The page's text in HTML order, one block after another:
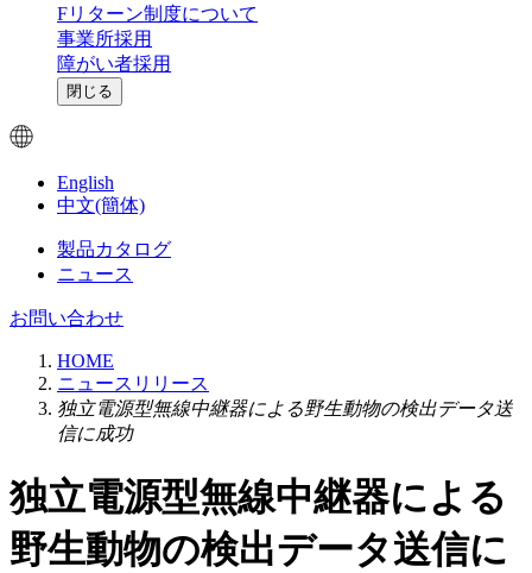
Fリターン制度について
事業所採用
障がい者採用
閉じる
English
中文(簡体)
製品カタログ
ニュース
お問い合わせ
HOME
ニュースリリース
独立電源型無線中継器による野生動物の検出データ送
信に成功
独立電源型無線中継器による
野生動物の検出データ送信に